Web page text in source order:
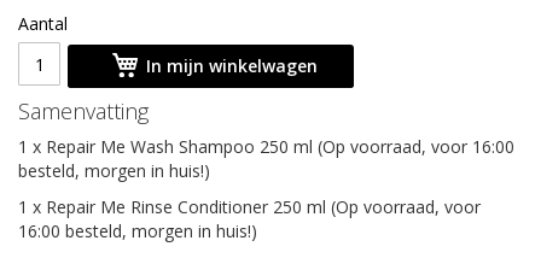
afbeeldingen-
gallerij
Aantal
In mijn winkelwagen
Samenvatting
1 x Repair Me Wash Shampoo 250 ml (Op voorraad, voor 16:00
besteld, morgen in huis!)
1 x Repair Me Rinse Conditioner 250 ml (Op voorraad, voor
16:00 besteld, morgen in huis!)